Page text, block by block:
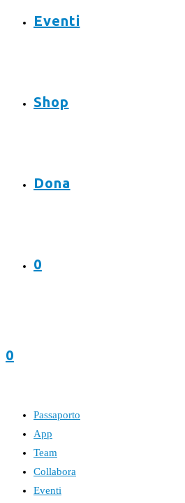
Eventi
Shop
Dona
0
0
Passaporto
App
Team
Collabora
Eventi